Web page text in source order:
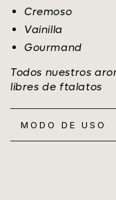
Cremoso
Vainilla
Gourmand
Todos nuestros
libres de ftalatos
MODO DE USO